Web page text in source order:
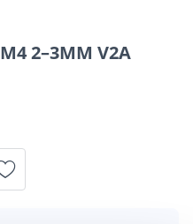
2–3MM V2A